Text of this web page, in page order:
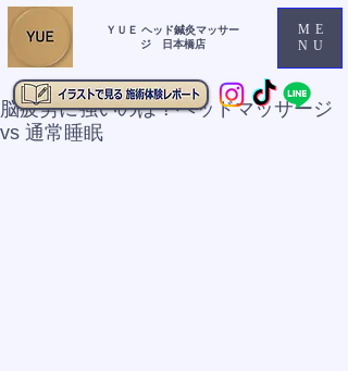
ＹＵＥ ヘッド鍼灸マッサー
ジ 日本橋店
ME
NU
脳疲労に強いのは？ヘッドマッサージ
vs 通常睡眠